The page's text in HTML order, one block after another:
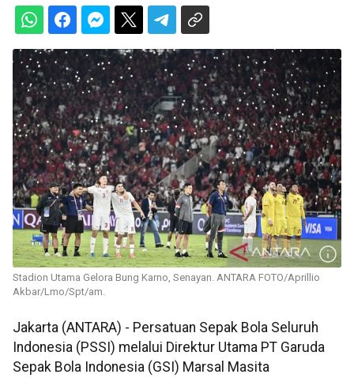
Stadion Utama Gelora Bung Karno, Senayan. ANTARA FOTO/Aprillio
Akbar/Lmo/Spt/am.
Jakarta (ANTARA) - Persatuan Sepak Bola Seluruh
Indonesia (PSSI) melalui Direktur Utama PT Garuda
Sepak Bola Indonesia (GSI) Marsal Masita